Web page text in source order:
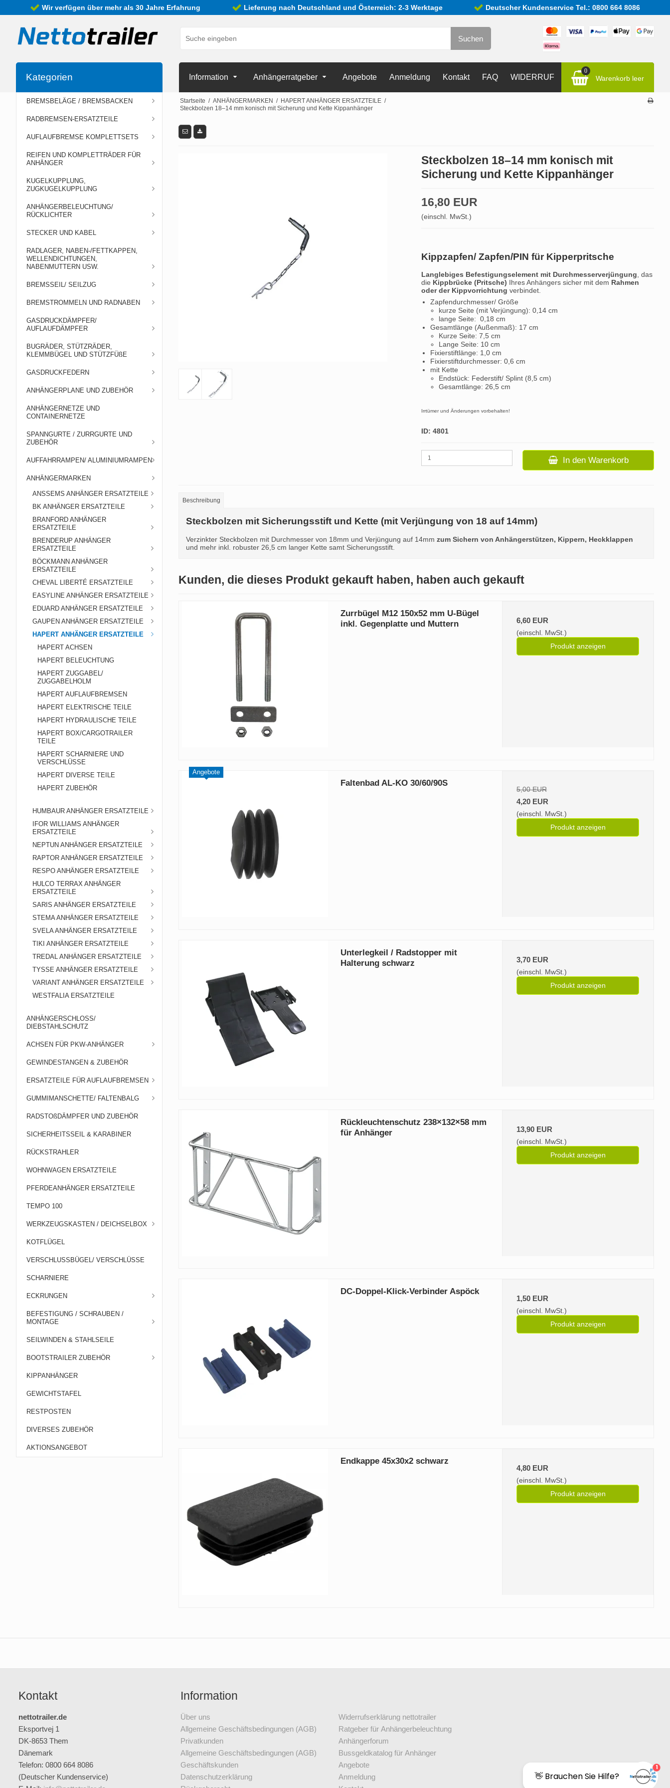
Wir verfügen über mehr als 30 Jahre Erfahrung Lieferung nach Deutschland und Österreich: 2-3 Werktage Deutscher Kundenservice Tel.: 0800 664 8086
Suchen
0
Warenkorb leer
Information Anhängerratgeber Angebote Anmeldung Kontakt FAQ WIDERRUF
Kategorien
BREMSBELÄGE / BREMSBACKEN
RADBREMSEN-ERSATZTEILE
AUFLAUFBREMSE KOMPLETTSETS
REIFEN UND KOMPLETTRÄDER FÜR
ANHÄNGER
KUGELKUPPLUNG,
ZUGKUGELKUPPLUNG
ANHÄNGERBELEUCHTUNG/
RÜCKLICHTER
STECKER UND KABEL
RADLAGER, NABEN-/FETTKAPPEN,
WELLENDICHTUNGEN,
NABENMUTTERN USW.
BREMSSEIL/ SEILZUG
BREMSTROMMELN UND RADNABEN
GASDRUCKDÄMPFER/
AUFLAUFDÄMPFER
BUGRÄDER, STÜTZRÄDER,
KLEMMBÜGEL UND STÜTZFÜßE
GASDRUCKFEDERN
ANHÄNGERPLANE UND ZUBEHÖR
ANHÄNGERNETZE UND
CONTAINERNETZE
SPANNGURTE / ZURRGURTE UND
ZUBEHÖR
AUFFAHRRAMPEN/ ALUMINIUMRAMPEN
ANHÄNGERMARKEN
ANSSEMS ANHÄNGER ERSATZTEILE
BK ANHÄNGER ERSATZTEILE
BRANFORD ANHÄNGER
ERSATZTEILE
BRENDERUP ANHÄNGER
ERSATZTEILE
BÖCKMANN ANHÄNGER
ERSATZTEILE
CHEVAL LIBERTÉ ERSATZTEILE
EASYLINE ANHÄNGER ERSATZTEILE
EDUARD ANHÄNGER ERSATZTEILE
GAUPEN ANHÄNGER ERSATZTEILE
HAPERT ANHÄNGER ERSATZTEILE
HAPERT ACHSEN
HAPERT BELEUCHTUNG
HAPERT ZUGGABEL/
ZUGGABELHOLM
HAPERT AUFLAUFBREMSEN
HAPERT ELEKTRISCHE TEILE
HAPERT HYDRAULISCHE TEILE
HAPERT BOX/CARGOTRAILER
TEILE
HAPERT SCHARNIERE UND
VERSCHLÜSSE
HAPERT DIVERSE TEILE
HAPERT ZUBEHÖR
HUMBAUR ANHÄNGER ERSATZTEILE
IFOR WILLIAMS ANHÄNGER
ERSATZTEILE
NEPTUN ANHÄNGER ERSATZTEILE
RAPTOR ANHÄNGER ERSATZTEILE
RESPO ANHÄNGER ERSATZTEILE
HULCO TERRAX ANHÄNGER
ERSATZTEILE
SARIS ANHÄNGER ERSATZTEILE
STEMA ANHÄNGER ERSATZTEILE
SVELA ANHÄNGER ERSATZTEILE
TIKI ANHÄNGER ERSATZTEILE
TREDAL ANHÄNGER ERSATZTEILE
TYSSE ANHÄNGER ERSATZTEILE
VARIANT ANHÄNGER ERSATZTEILE
WESTFALIA ERSATZTEILE
ANHÄNGERSCHLOSS/
DIEBSTAHLSCHUTZ
ACHSEN FÜR PKW-ANHÄNGER
GEWINDESTANGEN & ZUBEHÖR
ERSATZTEILE FÜR AUFLAUFBREMSEN
GUMMIMANSCHETTE/ FALTENBALG
RADSTOßDÄMPFER UND ZUBEHÖR
SICHERHEITSSEIL & KARABINER
RÜCKSTRAHLER
WOHNWAGEN ERSATZTEILE
PFERDEANHÄNGER ERSATZTEILE
TEMPO 100
WERKZEUGSKASTEN / DEICHSELBOX
KOTFLÜGEL
VERSCHLUSSBÜGEL/ VERSCHLÜSSE
SCHARNIERE
ECKRUNGEN
BEFESTIGUNG / SCHRAUBEN /
MONTAGE
SEILWINDEN & STAHLSEILE
BOOTSTRAILER ZUBEHÖR
KIPPANHÄNGER
GEWICHTSTAFEL
RESTPOSTEN
DIVERSES ZUBEHÖR
AKTIONSANGEBOT
Startseite / ANHÄNGERMARKEN / HAPERT ANHÄNGER ERSATZTEILE /
Steckbolzen 18–14 mm konisch mit Sicherung und Kette Kippanhänger
Steckbolzen 18–14 mm konisch mit
Sicherung und Kette Kippanhänger
16,80 EUR
(einschl. MwSt.)
Kippzapfen/ Zapfen/PIN für Kipperpritsche
Langlebiges Befestigungselement mit Durchmesserverjüngung , das
die Kippbrücke (Pritsche) Ihres Anhängers sicher mit dem Rahmen
oder der Kippvorrichtung verbindet.
Zapfendurchmesser/ Größe
kurze Seite (mit Verjüngung): 0,14 cm
lange Seite: 0,18 cm
Gesamtlänge (Außenmaß): 17 cm
Kurze Seite: 7,5 cm
Lange Seite: 10 cm
Fixierstiftlänge: 1,0 cm
Fixierstiftdurchmesser: 0,6 cm
mit Kette
Endstück: Federstift/ Splint (8,5 cm)
Gesamtlänge: 26,5 cm
Irrtümer und Änderungen vorbehalten!
ID: 4801
In den Warenkorb
Beschreibung
Steckbolzen mit Sicherungsstift und Kette (mit Verjüngung von 18 auf 14mm)
Verzinkter Steckbolzen mit Durchmesser von 18mm und Verjüngung auf 14mmzum Sichern von Anhängerstützen, Kippern, Heckklappen
und mehr inkl. robuster 26,5 cm langer Kette samt Sicherungsstift.
Kunden, die dieses Produkt gekauft haben, haben auch gekauft
Zurrbügel M12 150x52 mm U‑Bügel
inkl. Gegenplatte und Muttern
6,60 EUR
(einschl. MwSt.)
Produkt anzeigen
Angebote
Faltenbad AL-KO 30/60/90S
5,00 EUR
4,20 EUR
(einschl. MwSt.)
Produkt anzeigen
Unterlegkeil / Radstopper mit
Halterung schwarz
3,70 EUR
(einschl. MwSt.)
Produkt anzeigen
Rückleuchtenschutz 238×132×58 mm
für Anhänger
13,90 EUR
(einschl. MwSt.)
Produkt anzeigen
DC-Doppel-Klick-Verbinder Aspöck
1,50 EUR
(einschl. MwSt.)
Produkt anzeigen
Endkappe 45x30x2 schwarz
4,80 EUR
(einschl. MwSt.)
Produkt anzeigen
Kontakt
nettotrailer.de
Eksportvej 1
DK-8653 Them
Dänemark
Telefon: 0800 664 8086
(Deutscher Kundenservice)
Information
Über uns
Allgemeine Geschäftsbedingungen (AGB)
Privatkunden
Allgemeine Geschäftsbedingungen (AGB)
Geschäftskunden
Datenschutz­erklärung
Widerrufserklärung nettotrailer
Ratgeber für Anhängerbeleuchtung
Anhängerforum
Bussgeldkatalog für Anhänger
Angebote
Anmeldung
👋 Brauchen Sie Hilfe?
1